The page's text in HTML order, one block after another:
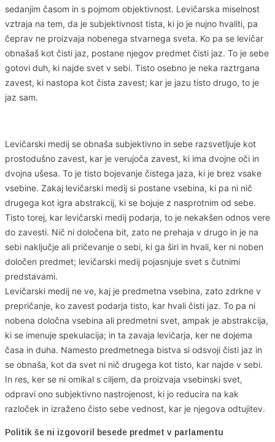
sedanjim časom in s pojmom objektivnost. Levičarska miselnost
vztraja na tem, da je subjektivnost tista, ki jo je nujno hvaliti, pa
čeprav ne proizvaja nobenega stvarnega sveta. Ko pa se levičar
obnašaš kot čisti jaz, postane njegov predmet čisti jaz. To je sebe
gotovi duh, ki najde svet v sebi. Tisto osebno je neka raztrgana
zavest, ki nastopa kot čista zavest; kar je jazu tisto drugo, to je
jaz sam.
Levičarski medij se obnaša subjektivno in sebe razsvetljuje kot
prostodušno zavest, kar je verujoča zavest, ki ima dvojne oči in
dvojna ušesa. To je tisto bojevanje čistega jaza, ki je brez vsake
vsebine. Zakaj levičarski medij si postane vsebina, ki pa ni nič
drugega kot igra abstrakcij, ki se bojuje z nasprotnim od sebe.
Tisto torej, kar levičarski medij podarja, to je nekakšen odnos vere
do zavesti. Nič ni določena bit, zato ne prehaja v drugo in je na
sebi naključje ali pričevanje o sebi, ki ga širi in hvali, ker ni noben
določen predmet; levičarski medij pojasnjuje svet s čutnimi
predstavami.
Levičarski medij ne ve, kaj je predmetna vsebina, zato zdrkne v
prepričanje, ko zavest podarja tisto, kar hvali čisti jaz. To pa ni
nobena določna vsebina ali predmetni svet, ampak je abstrakcija,
ki se imenuje spekulacija; in ta zavaja levičarja, ker ne dojema
časa in duha. Namesto predmetnega bistva si odsvoji čisti jaz in
se obnaša, kot da svet ni nič drugega kot tisto, kar najde v sebi.
In res, ker se ni omikal s ciljem, da proizvaja vsebinski svet,
odpravi ono subjektivno nastrojenost, ki jo reducira na kak
razloček in izraženo čisto sebe vednost, kar je njegova odtujitev.
Politik še ni izgovoril besede predmet v parlamentu